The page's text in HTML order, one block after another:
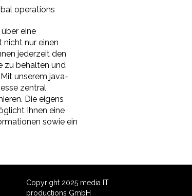
operations
eine
nur einen
jederzeit den
zu behalten und
unserem java-
zentral
Die eigens
Ihnen eine
sowie ein
Copyright 2025 media IT
productions GmbH